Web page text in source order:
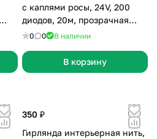
с каплями росы, 24V, 200
диодов, 20м, прозрачная
линия, белая, 8 режимов
0 0 В наличии
В корзину
350 ₽
Гирлянда интерьерная нить,